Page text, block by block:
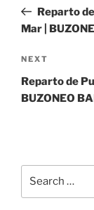
PostReparto
Mar |
Next
Post
NEXT
Reparto de
BUZONEO